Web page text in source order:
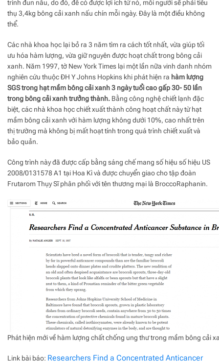
trình đun nấu, do đó, để có được lợi ích từ nó, mỗi người sẽ phải tiêu
thụ 3,4kg bông cải xanh nấu chín mỗi ngày. Đây là một điều không
thể.
Các nhà khoa học lại bỏ ra 3 năm tìm ra cách tốt nhất, vừa giúp tối
ưu hóa hàm lượng, vừa giữ nguyên được hoạt chất trong bông cải
xanh. Năm 1997, tờ New York Times lại một lần nữa vinh danh nhóm
nghiên cứu thuộc ĐH Y Johns Hopkins khi phát hiện ra hàm lượng
SGS trong hạt mầm bông cải xanh 3 ngày tuổi cao gấp 30- 50 lần
trong bông cải xanh trưởng thành. Bằng công nghệ chiết lạnh đặc
biệt, các nhà khoa học chiết xuất thành công hoạt chất này từ hạt
mầm bông cải xanh với hàm lượng không dưới 10%, cao nhất trên
thị trường mà không bị mất hoạt tính trong quá trình chiết xuất và
bảo quản.
Công trình này đã được cấp bằng sáng chế mang số hiệu số hiệu US
2008/0131578 A1 tại Hoa Kì và được chuyển giao cho tập đoàn
Frutarom Thụy Sĩ phân phối với tên thương mại là BroccoRaphanin.
Phát hiện mới về hàm lượng chất chống ung thư trong mầm bông cải
Link bài báo: Researchers Find a Concentrated Anticancer